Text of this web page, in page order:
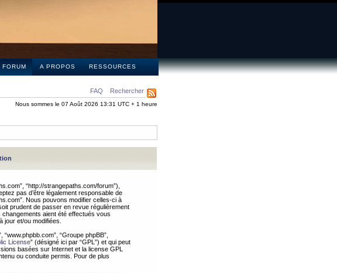
FORUM A PROPOS RESSOURCES
FAQ Rechercher
Nous sommes le 07 Août 2026 13:31 UTC + 1 heure
“http://strangepaths.com/forum”),
pas d’être légalement responsable de
Nous pouvons modifier celles-ci à
prudent de passer en revue régulièrement
aient été effectués vous
jour et/ou modifiées.
“Groupe phpBB”,
License” (désigné ici par “GPL”) et qui peut
basées sur Internet et la license GPL
ou conduite permis. Pour de plus